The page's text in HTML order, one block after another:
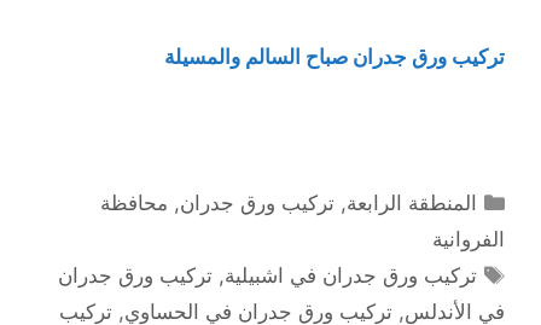
تركيب ورق جدران صباح السالم والمسيلة
التصنيفات
المنطقة الرابعة,تركيب ورق جدران, محافظة
الفروانية
الوسوم
تركيب ورق جدران في اشبيلية,تركيب ورق جدران
في الأندلس, تركيب ورق جدران في الحساوي, تركيب